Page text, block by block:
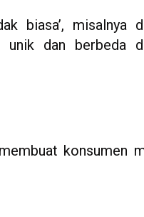
biasa’, misalnya
unik dan berbeda
konsumen